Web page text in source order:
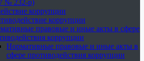
№ 232-р)
коррупции
коррупции
правовые и иные акты в сфере
коррупции
Нормативные правовые и иные акты в
сфере противодействия коррупции